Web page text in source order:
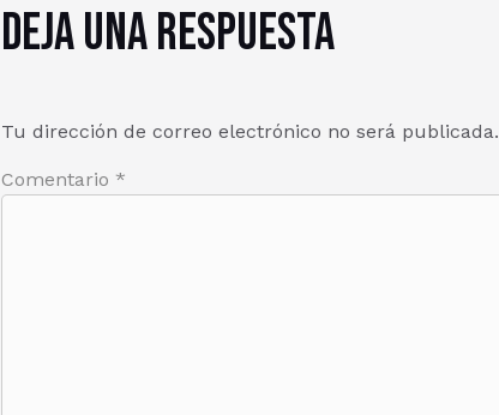
Deja una respuesta
Tu dirección de correo electrónico no será publicada.
Comentario *